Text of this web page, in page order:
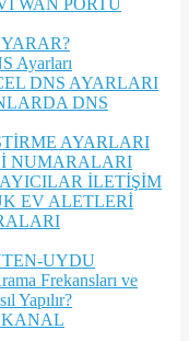
Ayarları
DNS AYARLARI
DNS
AYARLARI
NUMARALARI
İLETİŞİM
EV ALETLERİ
UYDU
Frekansları ve
Yapılır?
KANAL